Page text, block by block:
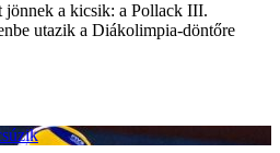
jönnek a kicsik: a Pollack III.
utazik a Diákolimpia-döntőre